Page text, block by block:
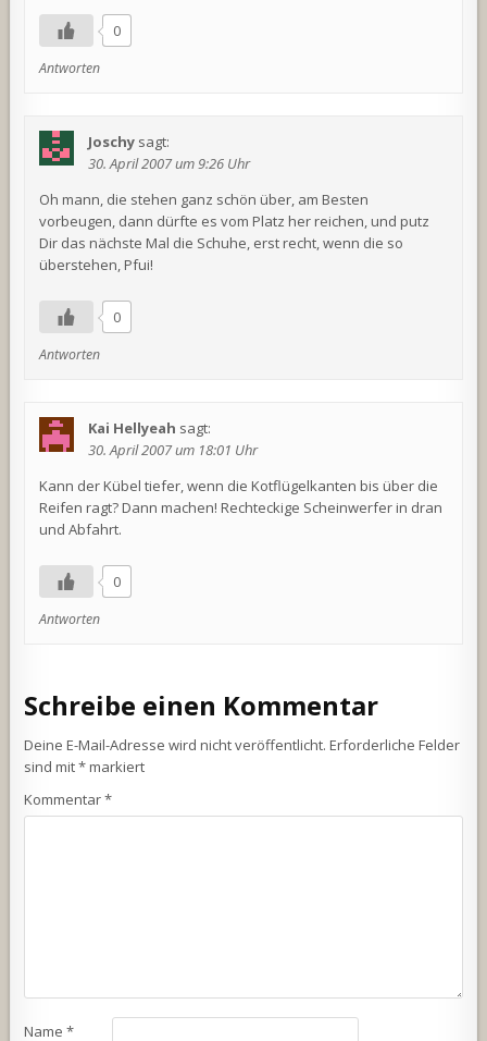
0
Antworten
Joschy sagt:
30. April 2007 um 9:26 Uhr
Oh mann, die stehen ganz schön über, am Besten
vorbeugen, dann dürfte es vom Platz her reichen, und putz
Dir das nächste Mal die Schuhe, erst recht, wenn die so
überstehen, Pfui!
0
Antworten
Kai Hellyeah sagt:
30. April 2007 um 18:01 Uhr
Kann der Kübel tiefer, wenn die Kotflügelkanten bis über die
Reifen ragt? Dann machen! Rechteckige Scheinwerfer in dran
und Abfahrt.
0
Antworten
Schreibe einen Kommentar
Deine E-Mail-Adresse wird nicht veröffentlicht. Erforderliche Felder
sind mit*markiert
Kommentar*
Name*